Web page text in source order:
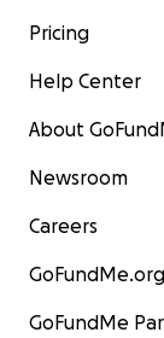
Pricing
Help Center
About
Newsroom
Careers
GoFundMe.org
GoFundMe